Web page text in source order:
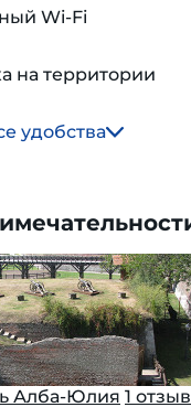
Wi-Fi
на территории
удобства
Алба-Юлия 1 отзыв